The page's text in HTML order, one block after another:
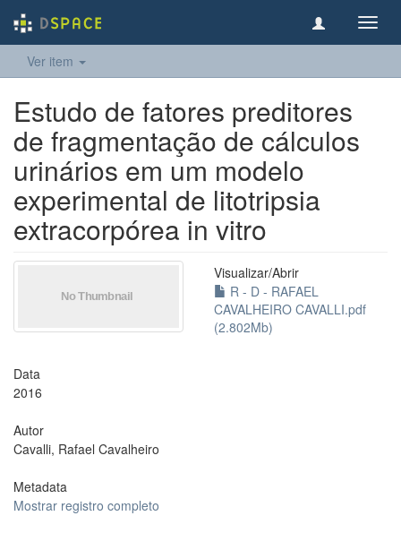
Ver item
Estudo de fatores preditores
de fragmentação de cálculos
urinários em um modelo
experimental de litotripsia
extracorpórea in vitro
Visualizar/Abrir
R - D - RAFAEL
CAVALHEIRO CAVALLI.pdf
(2.802Mb)
Data
2016
Autor
Cavalli, Rafael Cavalheiro
Metadata
Mostrar registro completo